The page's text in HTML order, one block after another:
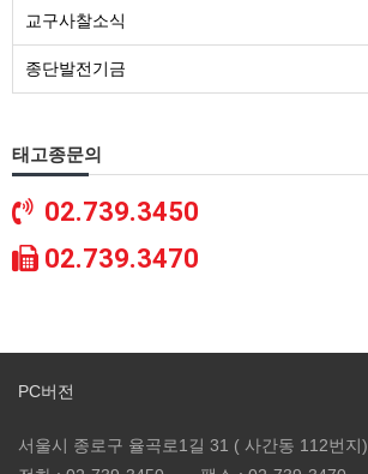
교구사찰소식
종단발전기금
태고종문의
02.739.3450
02.739.3470
PC버전
서울시 종로구 율곡로1길 31 ( 사간동 112번지)